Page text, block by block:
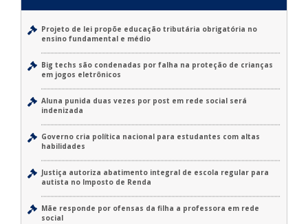
Projeto de lei propõe educação tributária obrigatória no
ensino fundamental e médio
Big techs são condenadas por falha na proteção de crianças
em jogos eletrônicos
Aluna punida duas vezes por post em rede social será
indenizada
Governo cria política nacional para estudantes com altas
habilidades
Justiça autoriza abatimento integral de escola regular para
autista no Imposto de Renda
Mãe responde por ofensas da filha a professora em rede
social